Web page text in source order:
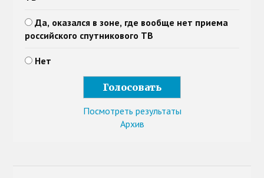
Да, оказался в зоне, где вообще нет приема
российского спутникового ТВ
Нет
Посмотреть результаты
Архив